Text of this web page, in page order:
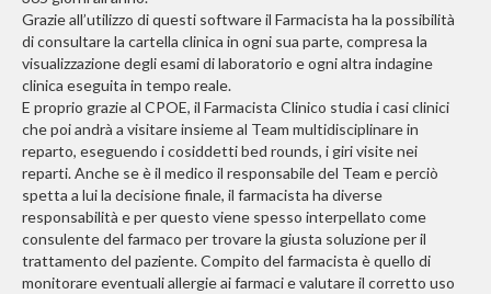
Grazie all’utilizzo di questi software il Farmacista ha la possibilità
di consultare la cartella clinica in ogni sua parte, compresa la
visualizzazione degli esami di laboratorio e ogni altra indagine
clinica eseguita in tempo reale.
E proprio grazie al CPOE, il Farmacista Clinico studia i casi clinici
che poi andrà a visitare insieme al Team multidisciplinare in
reparto, eseguendo i cosiddetti bed rounds, i giri visite nei
reparti. Anche se è il medico il responsabile del Team e perciò
spetta a lui la decisione finale, il farmacista ha diverse
responsabilità e per questo viene spesso interpellato come
consulente del farmaco per trovare la giusta soluzione per il
trattamento del paziente. Compito del farmacista è quello di
monitorare eventuali allergie ai farmaci e valutare il corretto uso